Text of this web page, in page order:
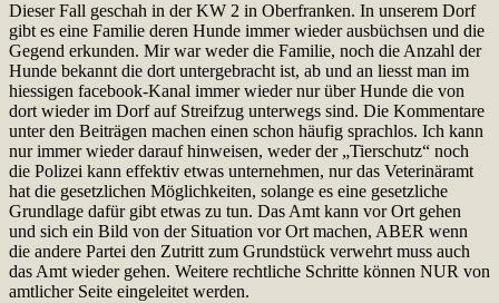
Dieser Fall geschah in der KW 2 in Oberfranken. In unserem Dorf
gibt es eine Familie deren Hunde immer wieder ausbüchsen und die
Gegend erkunden. Mir war weder die Familie, noch die Anzahl der
Hunde bekannt die dort untergebracht ist, ab und an liesst man im
hiessigen facebook-Kanal immer wieder nur über Hunde die von
dort wieder im Dorf auf Streifzug unterwegs sind. Die Kommentare
unter den Beiträgen machen einen schon häufig sprachlos. Ich kann
nur immer wieder darauf hinweisen, weder der „Tierschutz“ noch
die Polizei kann effektiv etwas unternehmen, nur das Veterinäramt
hat die gesetzlichen Möglichkeiten, solange es eine gesetzliche
Grundlage dafür gibt etwas zu tun. Das Amt kann vor Ort gehen
und sich ein Bild von der Situation vor Ort machen, ABER wenn
die andere Partei den Zutritt zum Grundstück verwehrt muss auch
das Amt wieder gehen. Weitere rechtliche Schritte können NUR von
amtlicher Seite eingeleitet werden.